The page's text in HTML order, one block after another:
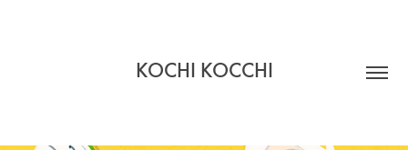
KOCHI KOCCHI